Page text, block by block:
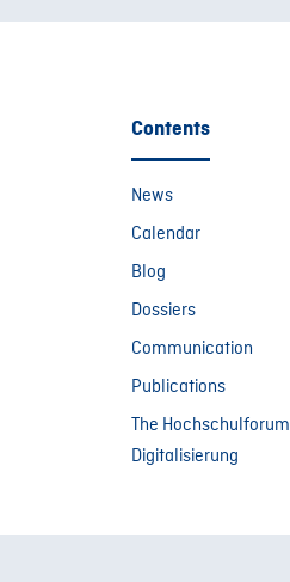
Contents
News
Calendar
Blog
Dossiers
Communication
Publications
The Hochschulforum
Digitalisierung